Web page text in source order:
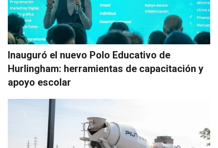
Inauguró el nuevo Polo Educativo de
Hurlingham: herramientas de capacitación y
apoyo escolar